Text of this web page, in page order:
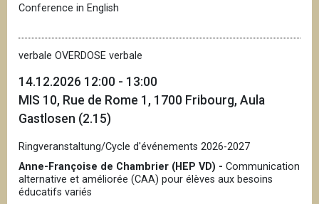
Conference in English
verbale OVERDOSE verbale
14.12.2026 12:00 - 13:00
MIS 10, Rue de Rome 1, 1700 Fribourg, Aula
Gastlosen (2.15)
Ringveranstaltung/Cycle d'événements 2026-2027
Anne-Françoise de Chambrier (HEP VD) - Communication
alternative et améliorée (CAA) pour élèves aux besoins
éducatifs variés